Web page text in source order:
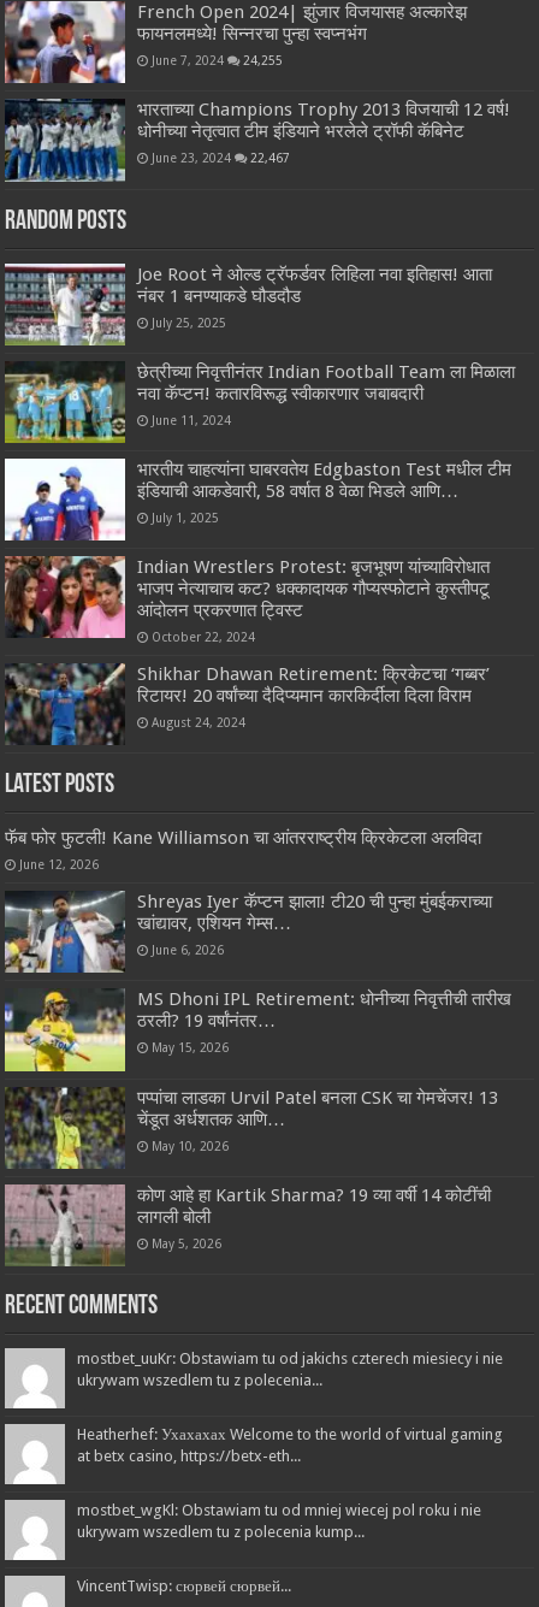
French Open 2024| झुंजार विजयासह अल्कारेझ
फायनलमध्ये! सिन्नरचा पुन्हा स्वप्नभंग
June 7, 2024 24,255
भारताच्या Champions Trophy 2013 विजयाची 12 वर्ष!
धोनीच्या नेतृत्वात टीम इंडियाने भरलेले ट्रॉफी कॅबिनेट
June 23, 2024 22,467
Random Posts
Joe Root ने ओल्ड ट्रॅफर्डवर लिहिला नवा इतिहास! आता
नंबर 1 बनण्याकडे घौडदौड
July 25, 2025
छेत्रीच्या निवृत्तीनंतर Indian Football Team ला मिळाला
नवा कॅप्टन! कतारविरूद्ध स्वीकारणार जबाबदारी
June 11, 2024
भारतीय चाहत्यांना घाबरवतेय Edgbaston Test मधील टीम
इंडियाची आकडेवारी, 58 वर्षात 8 वेळा भिडले आणि…
July 1, 2025
Indian Wrestlers Protest: बृजभूषण यांच्याविरोधात
भाजप नेत्याचाच कट? धक्कादायक गौप्यस्फोटाने कुस्तीपटू
आंदोलन प्रकरणात ट्विस्ट
October 22, 2024
Shikhar Dhawan Retirement: क्रिकेटचा ‘गब्बर’
रिटायर! 20 वर्षांच्या दैदिप्यमान कारकिर्दीला दिला विराम
August 24, 2024
Latest Posts
फॅब फोर फुटली! Kane Williamson चा आंतरराष्ट्रीय क्रिकेटला अलविदा
June 12, 2026
Shreyas Iyer कॅप्टन झाला! टी20 ची पुन्हा मुंबईकराच्या
खांद्यावर, एशियन गेम्स…
June 6, 2026
MS Dhoni IPL Retirement: धोनीच्या निवृत्तीची तारीख
ठरली? 19 वर्षांनंतर…
May 15, 2026
पप्पांचा लाडका Urvil Patel बनला CSK चा गेमचेंजर! 13
चेंडूत अर्धशतक आणि…
May 10, 2026
कोण आहे हा Kartik Sharma? 19 व्या वर्षी 14 कोटींची
लागली बोली
May 5, 2026
Recent Comments
mostbet_uuKr: Obstawiam tu od jakichs czterech miesiecy i nie
ukrywam wszedlem tu z polecenia...
Heatherhef: Ухахахах Welcome to the world of virtual gaming
at betx casino, https://betx-eth...
mostbet_wgKl: Obstawiam tu od mniej wiecej pol roku i nie
ukrywam wszedlem tu z polecenia kump...
VincentTwisp: сюрвей сюрвей...